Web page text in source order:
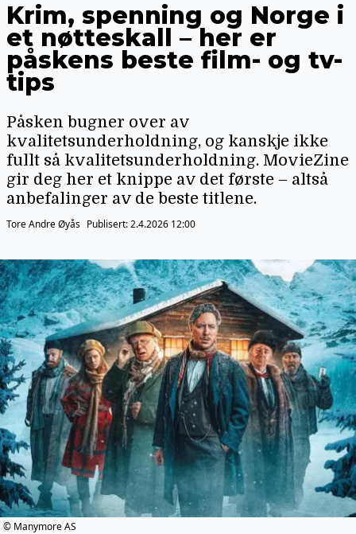
Krim, spenning og Norge i
et nøtteskall – her er
påskens beste film- og tv-
tips
Påsken bugner over av
kvalitetsunderholdning, og kanskje ikke
fullt så kvalitetsunderholdning. MovieZine
gir deg her et knippe av det første – altså
anbefalinger av de beste titlene.
Tore Andre Øyås Publisert:2.4.2026 12:00
© Manymore AS